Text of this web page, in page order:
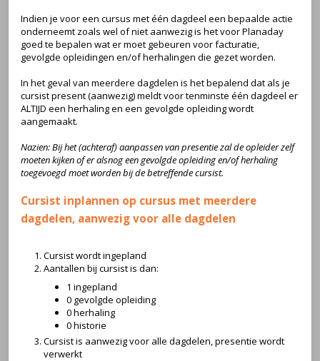
Indien je voor een cursus met één dagdeel een bepaalde actie
onderneemt zoals wel of niet aanwezig is het voor Planaday
goed te bepalen wat er moet gebeuren voor facturatie,
gevolgde opleidingen en/of herhalingen die gezet worden.
In het geval van meerdere dagdelen is het bepalend dat als je
cursist present (aanwezig) meldt voor tenminste één dagdeel er
ALTIJD een herhaling en een gevolgde opleiding wordt
aangemaakt.
Nazien: Bij het (achteraf) aanpassen van presentie zal de opleider zelf
moeten kijken of er alsnog een gevolgde opleiding en/of herhaling
toegevoegd moet worden bij de betreffende cursist.
Cursist inplannen op cursus met meerdere
dagdelen, aanwezig voor alle dagdelen
Cursist wordt ingepland
Aantallen bij cursist is dan:
1 ingepland
0 gevolgde opleiding
0 herhaling
0 historie
Cursist is aanwezig voor alle dagdelen, presentie wordt
verwerkt